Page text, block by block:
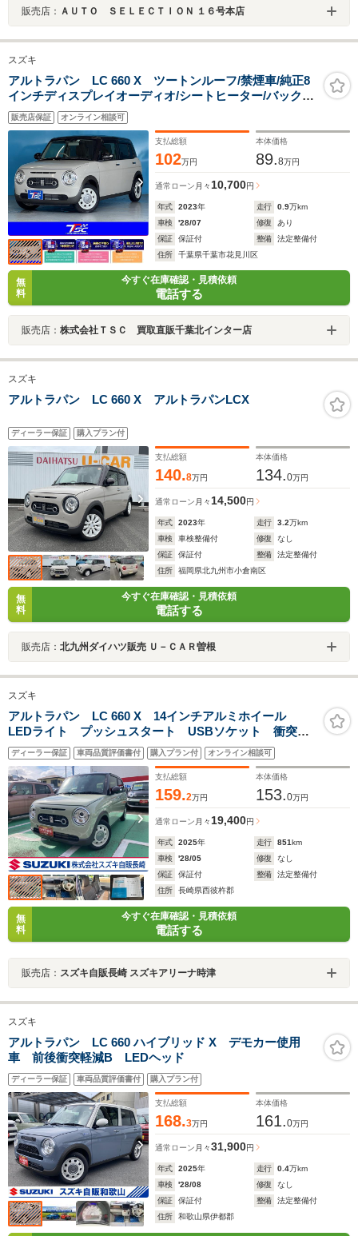
販売店： ＡＵＴＯ ＳＥＬＥＣＴＩＯＮ １６号本店
スズキ
アルトラパン LC 660 X ツートンルーフ/禁煙車/純正8
インチディスプレイオーディオ/シートヒーター/バックカ
メラ/クリアランスソナー/スマートキー&プッシュスター
ト/LEDヘッドライト/Bluetoothオーディオ
販売店保証 オンライン相談可
支払総額
102万円
本体価格
89.8万円
通常ローン 月々 10,700円
年式 2023年 走行 0.9万km
車検
'28/07 修復
あり
保証
保証付 整備
法定整備付
住所
千葉県千葉市花見川区
無
料
今すぐ在庫確認・見積依頼
電話する
販売店： 株式会社ＴＳＣ 買取直販千葉北インター店
スズキ
アルトラパン LC 660 X アルトラパンLCX
ディーラー保証 購入プラン付
支払総額
140.8万円
本体価格
134.0万円
通常ローン 月々14,500円
年式 2023年 走行 3.2万km
車検
車検整備付 修復
なし
保証
保証付 整備
法定整備付
住所
福岡県北九州市小倉南区
無
料
今すぐ在庫確認・見積依頼
電話する
販売店： 北九州ダイハツ販売 Ｕ－ＣＡＲ曽根
スズキ
アルトラパン LC 660 X 14インチアルミホイール
LEDライト プッシュスタート USBソケット 衝突被
害軽減システム アイドリングストップ 横滑り防止機
能 衝突安全ボディ 盗難防止システム 取扱説明書
メンテナンスノート
ディーラー保証 車両品質評価書付 購入プラン付 オンライン相談可
支払総額
159.2万円
本体価格
153.0万円
通常ローン 月々19,400円
年式 2025年 走行 851km
車検
'28/05 修復
なし
保証
保証付 整備
法定整備付
住所
長崎県西彼杵郡
無
料
今すぐ在庫確認・見積依頼
電話する
販売店： スズキ自販長崎 スズキアリーナ時津
スズキ
アルトラパン LC 660 ハイブリッド X デモカー使用
車 前後衝突軽減B LEDヘッド
ディーラー保証 車両品質評価書付 購入プラン付
支払総額
168.3万円
本体価格
161.0万円
通常ローン 月々31,900円
年式 2025年 走行 0.4万km
車検
'28/08 修復
なし
保証
保証付 整備
法定整備付
住所
和歌山県伊都郡